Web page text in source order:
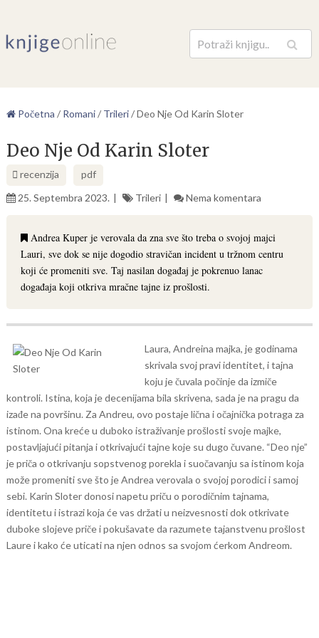
Pretraga
Početna / Romani/ Trileri/Deo Nje Od Karin Sloter
Deo Nje Od Karin Sloter
recenzija
pdf
25. Septembra 2023.
Trileri Nema komentara
Andrea Kuper je verovala da zna sve što treba o svojoj majci
Lauri, sve dok se nije dogodio stravičan incident u tržnom centru
koji će promeniti sve. Taj nasilan događaj je pokrenuo lanac
događaja koji otkriva mračne tajne iz prošlosti.
Laura, Andreina majka, je godinama
skrivala svoj pravi identitet, i tajna
koju je čuvala počinje da izmiče
kontroli. Istina, koja je decenijama bila skrivena, sada je na pragu da
izađe na površinu. Za Andreu, ovo postaje lična i očajnička potraga za
istinom. Ona kreće u duboko istraživanje prošlosti svoje majke,
postavljajući pitanja i otkrivajući tajne koje su dugo čuvane. “Deo nje”
je priča o otkrivanju sopstvenog porekla i suočavanju sa istinom koja
može promeniti sve što je Andrea verovala o svojoj porodici i samoj
sebi. Karin Sloter donosi napetu priču o porodičnim tajnama,
identitetu i istrazi koja će vas držati u neizvesnosti dok otkrivate
duboke slojeve priče i pokušavate da razumete tajanstvenu prošlost
Laure i kako će uticati na njen odnos sa svojom ćerkom Andreom.